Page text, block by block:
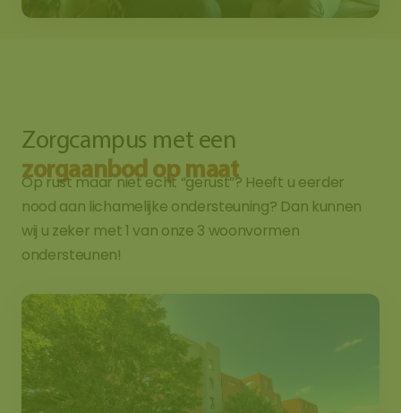
Zorgcampus met een
zorgaanbod op maat
Op rust maar niet echt “gerust”? Heeft u eerder
nood aan lichamelijke ondersteuning? Dan kunnen
wij u zeker met 1 van onze 3 woonvormen
ondersteunen!